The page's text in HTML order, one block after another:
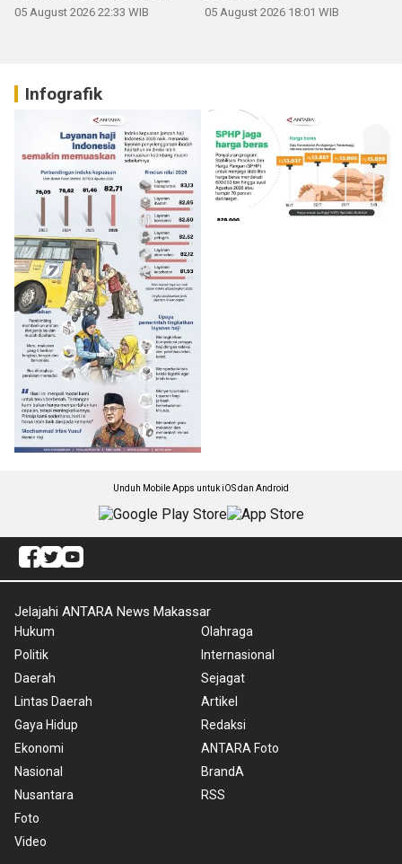
05 August 2026 22:33 WIB 05 August 2026 18:01 WIB
Infografik
Unduh Mobile Apps untuk iOS dan Android
Jelajahi ANTARA News Makassar
Hukum
Politik
Daerah
Lintas Daerah
Gaya Hidup
Ekonomi
Nasional
Nusantara
Foto
Video
Olahraga
Internasional
Sejagat
Artikel
Redaksi
ANTARA Foto
BrandA
RSS